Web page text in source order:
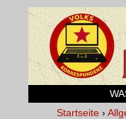
WAS
Startseite ›